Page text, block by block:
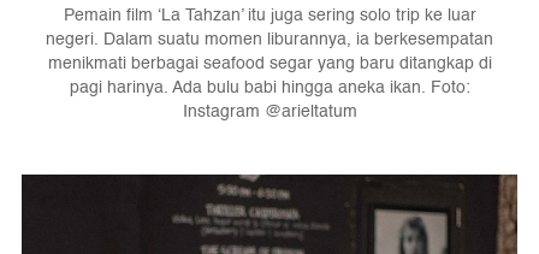
Pemain film ‘La Tahzan’ itu juga sering solo trip ke luar
negeri. Dalam suatu momen liburannya, ia berkesempatan
menikmati berbagai seafood segar yang baru ditangkap di
pagi harinya. Ada bulu babi hingga aneka ikan. Foto:
Instagram @arieltatum